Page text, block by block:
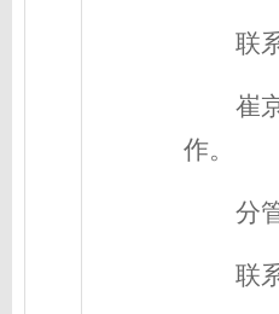
联
崔
作。
分
联